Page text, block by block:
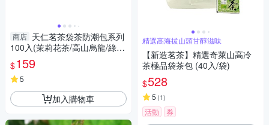
商店 天仁茗茶袋茶防潮包系列
100入(茉莉花茶/高山烏龍/綠
茶/茉莉綠茶/菊花普洱/阿薩姆紅
茶)【愛買】
$159
5
加入購物車
精選高海拔山頭甘醇滋味
【新造茗茶】精選奇萊山高冷
茶極品袋茶包 (40入/袋)
$528
5 (1)
活動 券